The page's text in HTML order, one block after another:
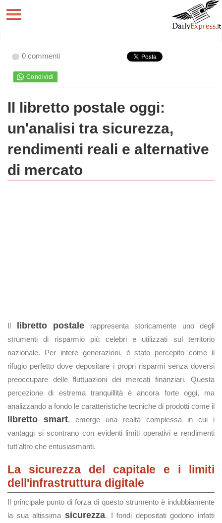
0 commenti
Il libretto postale oggi:
un'analisi tra sicurezza,
rendimenti reali e alternative
di mercato
Il libretto postale rappresenta storicamente uno degli
strumenti di risparmio più celebri e utilizzati sul territorio
nazionale. Per intere generazioni, è stato percepito come il
rifugio perfetto dove depositare i propri risparmi senza doversi
preoccupare delle fluttuazioni dei mercati finanziari. Questa
percezione di estrema tranquillità è ancora forte oggi, ma
analizzando a fondo le caratteristiche tecniche di prodotti come il
libretto smart, emerge una realtà complessa in cui i
vantaggi si scontrano con evidenti limiti operativi e rendimenti
tutt'altro che entusiasmanti.
La sicurezza del capitale e i limiti
dell'infrastruttura digitale
Il principale punto di forza di questo strumento è indubbiamente
la sua altissima sicurezza. I fondi depositati godono infatti